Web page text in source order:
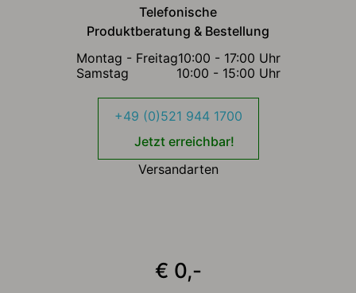
Telefonische
Produktberatung & Bestellung
Montag - Freitag10:00 - 17:00 Uhr
Samstag
10:00 - 15:00 Uhr
+49 (0)521 944 1700
Jetzt erreichbar!
Versandarten
€ 0,-